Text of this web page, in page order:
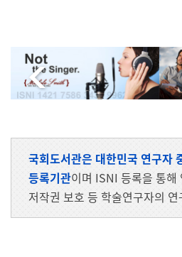
국회도서관은 대한민국 연구자
등록기관이며 ISNI 등록을 통해
저작권 보호 등 학술연구자의